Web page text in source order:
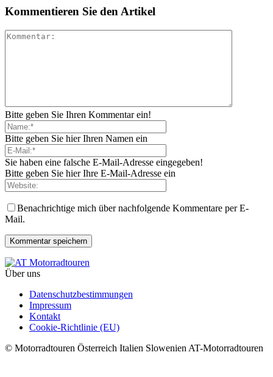
Kommentieren Sie den Artikel
Bitte geben Sie Ihren Kommentar ein!
Bitte geben Sie hier Ihren Namen ein
Sie haben eine falsche E-Mail-Adresse eingegeben!
Bitte geben Sie hier Ihre E-Mail-Adresse ein
Benachrichtige mich über nachfolgende Kommentare per E-
Mail.
Über uns
Datenschutzbestimmungen
Impressum
Kontakt
Cookie-Richtlinie (EU)
© Motorradtouren Österreich Italien Slowenien AT-Motorradtouren